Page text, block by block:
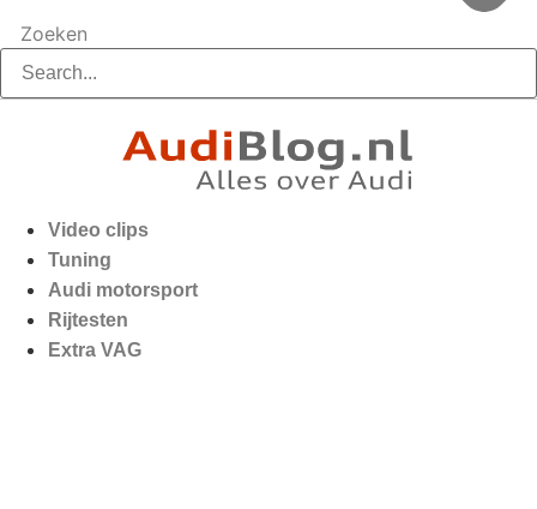
Zoeken
Video clips
Tuning
Audi motorsport
Rijtesten
Extra VAG